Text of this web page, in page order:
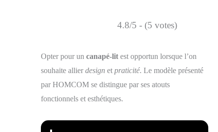
4.8/5 - (5 votes)
Opter pour un canapé-lit est opportun lorsque l’on
souhaite allier design et praticité. Le modèle présenté
par HOMCOM se distingue par ses atouts
fonctionnels et esthétiques.